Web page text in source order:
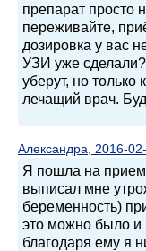
препарат просто
переживайте,
дозировка у вас
УЗИ уже
уберут, но только
лечащий врач.
Александра, 2016-
Я пошла на прием
выписал мне
беременность)
это можно было и
благодаря ему я